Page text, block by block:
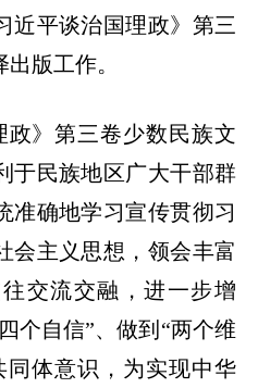
近平谈治国理政》第三
版工作。
政》第三卷少数民族文
于民族地区广大干部群
准确地学习宣传贯彻习
会主义思想，领会丰富
交流交融，进一步增
个自信”、做到“两个维
体意识，为实现中华